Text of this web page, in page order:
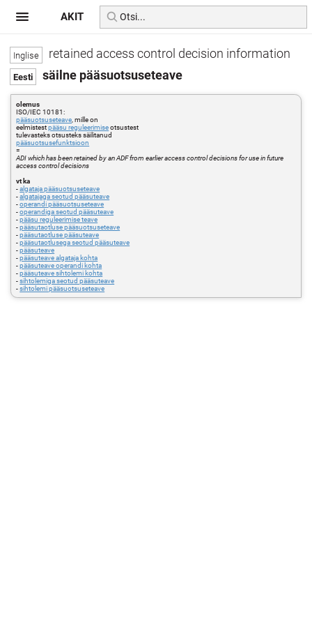
retained access control decision information
säilne pääsuotsuseteave
olemus
ISO/IEC 10181:
pääsuotsuseteave , mille on
eelmistestpääsu reguleerimiseotsustest
tulevasteks otsusteks säilitanud
pääsuotsusefunktsioon
=
ADI which has been retained by an ADF from earlier access control decisions for use in future
access control decisions
vt ka
-algataja pääsuotsuseteave
-algatajaga seotud pääsuteave
-operandi pääsuotsuseteave
-operandiga seotud pääsuteave
-pääsu reguleerimise teave
-pääsutaotluse pääsuotsuseteave
-pääsutaotluse pääsuteave
-pääsutaotlusega seotud pääsuteave
-pääsuteave
-pääsuteave algataja kohta
-pääsuteave operandi kohta
-pääsuteave sihtolemi kohta
-sihtolemiga seotud pääsuteave
-sihtolemi pääsuotsuseteave
AKIT